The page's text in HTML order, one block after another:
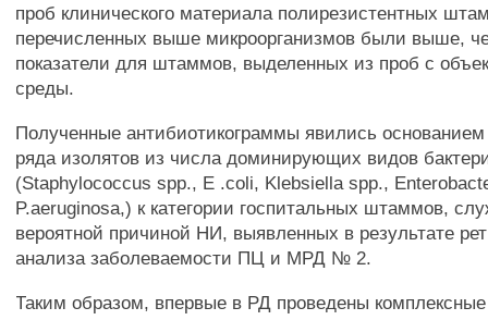
проб клинического материала полирезистентных
перечисленных выше микроорганизмов были выше,
показатели для штаммов, выделенных из проб с
среды.
Полученные антибиотикограммы явились
ряда изолятов из числа доминирующих видов
(Staphylococcus spp., Е .coli, Klebsiella spp.,
P.aeruginosa,) к категории госпитальных штаммов,
вероятной причиной НИ, выявленных в результате
анализа заболеваемости ПЦ и МРД № 2.
Таким образом, впервые в РД проведены